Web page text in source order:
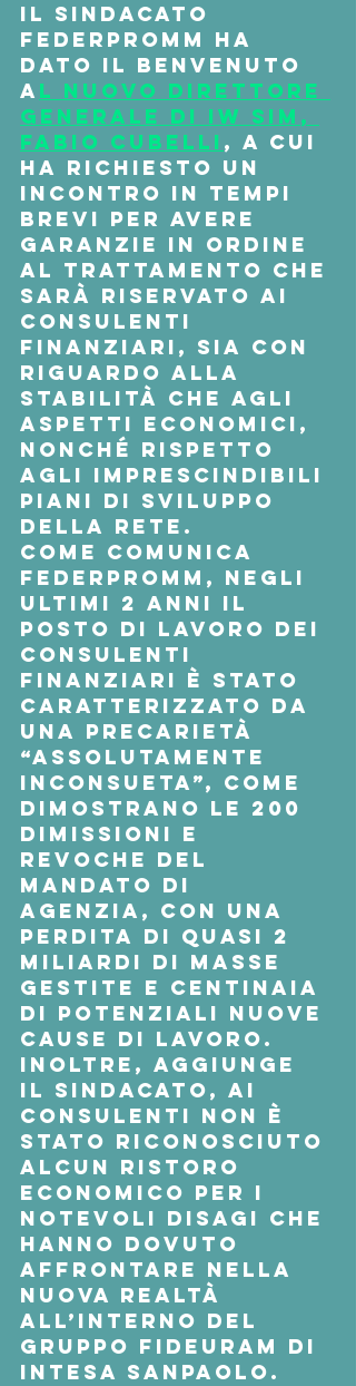
Il sindacato
Federpromm
ha
dato il benvenuto
a l nuovo direttore
generale di IW Sim ,
Fabio Cubelli , a cui
ha richiesto un
incontro in tempi
brevi per avere
garanzie in ordine
al trattamento che
sarà riservato ai
consulenti
finanziari, sia con
riguardo alla
stabilità che agli
aspetti economici,
nonché rispetto
agli imprescindibili
piani di sviluppo
della rete.
Come comunica
Federpromm, negli
ultimi 2 anni il
posto di lavoro dei
consulenti
finanziari è stato
caratterizzato da
una precarietà
“assolutamente
inconsueta”, come
dimostrano le 200
dimissioni e
revoche del
mandato di
agenzia, con una
perdita di quasi 2
miliardi di masse
gestite e centinaia
di potenziali nuove
cause di lavoro.
Inoltre, aggiunge
il sindacato, ai
consulenti non è
stato riconosciuto
alcun ristoro
economico per i
notevoli disagi che
hanno dovuto
affrontare nella
nuova realtà
all’interno del
gruppo Fideuram di
Intesa SanPaolo.